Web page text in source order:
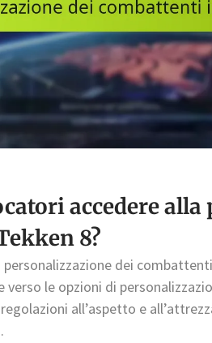
accedere
8?
dei
verso le opzioni di
all’aspetto e